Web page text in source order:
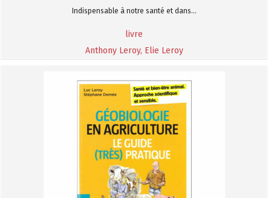
Indispensable à notre santé et dans...
livre
Anthony Leroy, Elie Leroy